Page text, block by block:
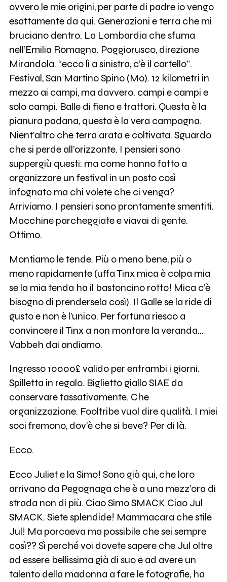
ovvero le mie origini, per parte di padre io vengo
esattamente da qui. Generazioni e terra che mi
bruciano dentro. La Lombardia che sfuma
nell’Emilia Romagna. Poggiorusco, direzione
Mirandola. “ecco lì a sinistra, c’è il cartello”.
Festival, San Martino Spino (Mo). 12 kilometri in
mezzo ai campi, ma davvero. campi e campi e
solo campi. Balle di fieno e trattori. Questa è la
pianura padana, questa è la vera campagna.
Nient’altro che terra arata e coltivata. Sguardo
che si perde all’orizzonte. I pensieri sono
suppergiù questi: ma come hanno fatto a
organizzare un festival in un posto così
infognato ma chi volete che ci venga?
Arriviamo. I pensieri sono prontamente smentiti.
Macchine parcheggiate e viavai di gente.
Ottimo.
Montiamo le tende. Più o meno bene, più o
meno rapidamente (uffa Tinx mica è colpa mia
se la mia tenda ha il bastoncino rotto! Mica c’è
bisogno di prendersela così). Il Galle se la ride di
gusto e non è l’unico. Per fortuna riesco a
convincere il Tinx a non montare la veranda…
Vabbeh dai andiamo.
Ingresso 10000£ valido per entrambi i giorni.
Spilletta in regalo. Biglietto giallo SIAE da
conservare tassativamente. Che
organizzazione. Fooltribe vuol dire qualità. I miei
soci fremono, dov’è che si beve? Per di là.
Ecco.
Ecco Juliet e la Simo! Sono già qui, che loro
arrivano da Pegognaga che è a una mezz’ora di
strada non di più. Ciao Simo SMACK Ciao Jul
SMACK. Siete splendide! Mammacara che stile
Jul! Ma porcaeva ma possibile che sei sempre
così?? Sì perché voi dovete sapere che Jul oltre
ad essere bellissima già di suo e ad avere un
talento della madonna a fare le fotografie, ha